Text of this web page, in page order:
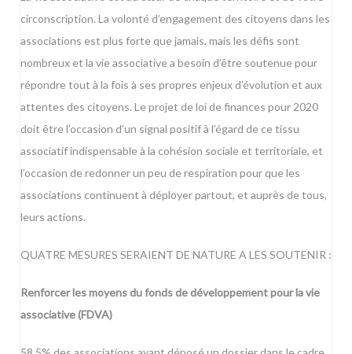
circonscription. La volonté d’engagement des citoyens dans les
associations est plus forte que jamais, mais les défis sont
nombreux et la vie associative a besoin d’être soutenue pour
répondre tout à la fois à ses propres enjeux d’évolution et aux
attentes des citoyens. Le projet de loi de finances pour 2020
doit être l’occasion d’un signal positif à l’égard de ce tissu
associatif indispensable à la cohésion sociale et territoriale, et
l’occasion de redonner un peu de respiration pour que les
associations continuent à déployer partout, et auprès de tous,
leurs actions.
QUATRE MESURES SERAIENT DE NATURE A LES SOUTENIR :
Renforcer les moyens du fonds de développement pour la vie
associative (FDVA)